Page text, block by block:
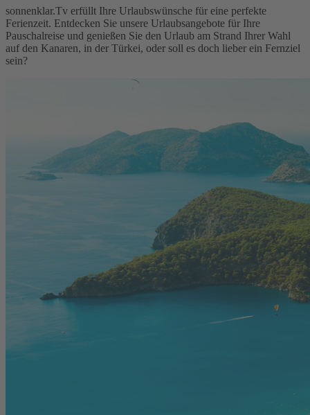
sonnenklar.Tv erfüllt Ihre Urlaubswünsche für eine perfekte
Ferienzeit. Entdecken Sie unsere Urlaubsangebote für Ihre
Pauschalreise und genießen Sie den Urlaub am Strand Ihrer Wahl
auf den Kanaren, in der Türkei, oder soll es doch lieber ein Fernziel
sein?